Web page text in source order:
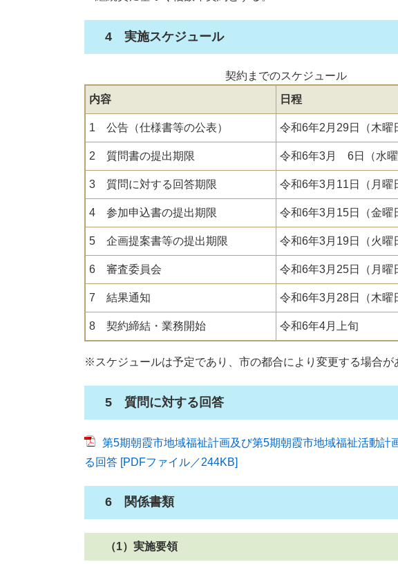
4 実施スケジュール
契約までのスケジュール
内容
日程
1 公告（仕様書等の公表） 令和6年2月29日（木曜
2 質問書の提出期限 令和6年3月 6日（水
3 質問に対する回答期限 令和6年3月11日（月曜
4 参加申込書の提出期限 令和6年3月15日（金曜
5 企画提案書等の提出期限 令和6年3月19日（火曜
6 審査委員会 令和6年3月25日（月曜
7 結果通知 令和6年3月28日（木曜
8 契約締結・業務開始 令和6年4月上旬
※スケジュールは予定であり、市の都合により変更する場合が
5 質問に対する回答
第5期朝霞市地域福祉計画及び第5期朝霞市地域福祉活動計
る回答 [PDFファイル／244KB]
6 関係書類
（1）実施要領